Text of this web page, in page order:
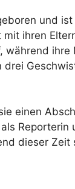
und
ihren
während
einen
Reporterin
dieser Zeit